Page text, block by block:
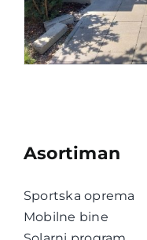
Asortiman
Sportska oprema
Mobilne bine